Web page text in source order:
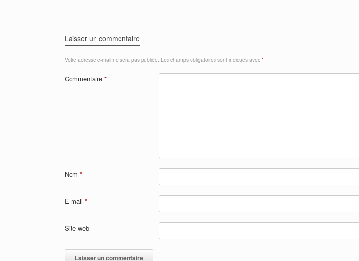
Laisser un commentaire
Votre adresse e-mail ne sera pas publiée. Les champs obligatoires sont indiqués avec *
Commentaire *
Nom *
E-mail *
Site web